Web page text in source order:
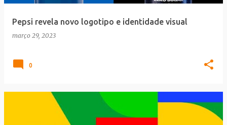
Pepsi revela novo logotipo e identidade visual
março 29, 2023
0